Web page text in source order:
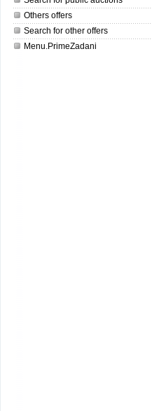
Others offers
Search for other offers
Menu.PrimeZadani